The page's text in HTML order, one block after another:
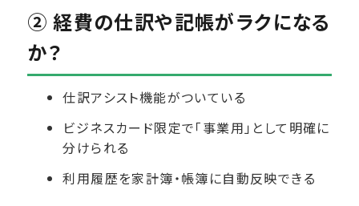
② 経費の仕訳や記帳がラクになる
か？
仕訳アシスト機能がついている
ビジネスカード限定で「事業用」として明確に
分けられる
利用履歴を家計簿・帳簿に自動反映できる